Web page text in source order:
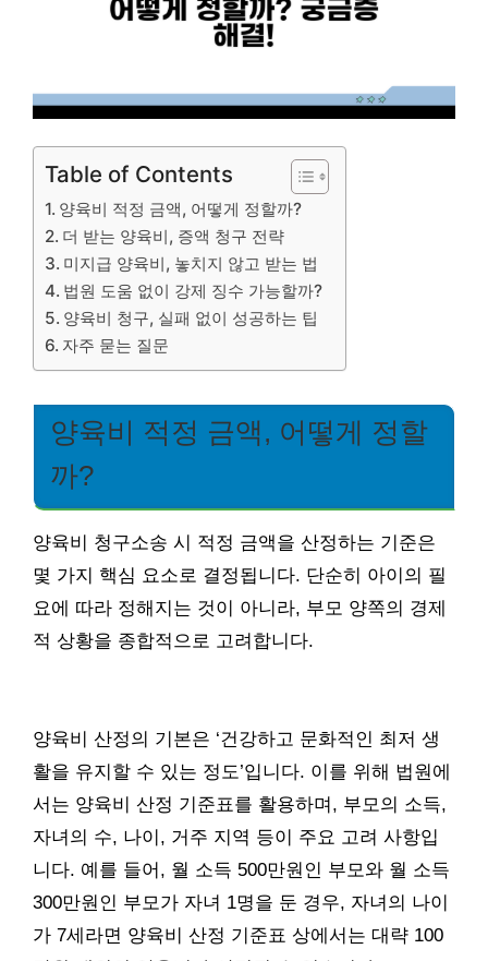
Table of Contents
양육비 적정 금액, 어떻게 정할까?
더 받는 양육비, 증액 청구 전략
미지급 양육비, 놓치지 않고 받는 법
법원 도움 없이 강제 징수 가능할까?
양육비 청구, 실패 없이 성공하는 팁
자주 묻는 질문
양육비 적정 금액, 어떻게 정할
까?
양육비 청구소송 시 적정 금액을 산정하는 기준은
몇 가지 핵심 요소로 결정됩니다. 단순히 아이의 필
요에 따라 정해지는 것이 아니라, 부모 양쪽의 경제
적 상황을 종합적으로 고려합니다.
양육비 산정의 기본은 ‘건강하고 문화적인 최저 생
활을 유지할 수 있는 정도’입니다. 이를 위해 법원에
서는 양육비 산정 기준표를 활용하며, 부모의 소득,
자녀의 수, 나이, 거주 지역 등이 주요 고려 사항입
니다. 예를 들어, 월 소득 500만원인 부모와 월 소득
300만원인 부모가 자녀 1명을 둔 경우, 자녀의 나이
가 7세라면 양육비 산정 기준표 상에서는 대략 100